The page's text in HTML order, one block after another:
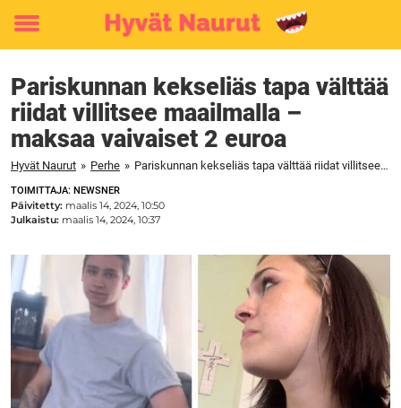
Toggle
Pariskunnan kekseliäs tapa välttää
riidat villitsee maailmalla –
maksaa vaivaiset 2 euroa
Hyvät Naurut » Perhe » Pariskunnan kekseliäs tapa välttää riidat villitsee maailmalla – maksaa vaivaiset 2 euroa
TOIMITTAJA: NEWSNER
Päivitetty: maalis 14, 2024, 10:50
Julkaistu: maalis 14, 2024, 10:37